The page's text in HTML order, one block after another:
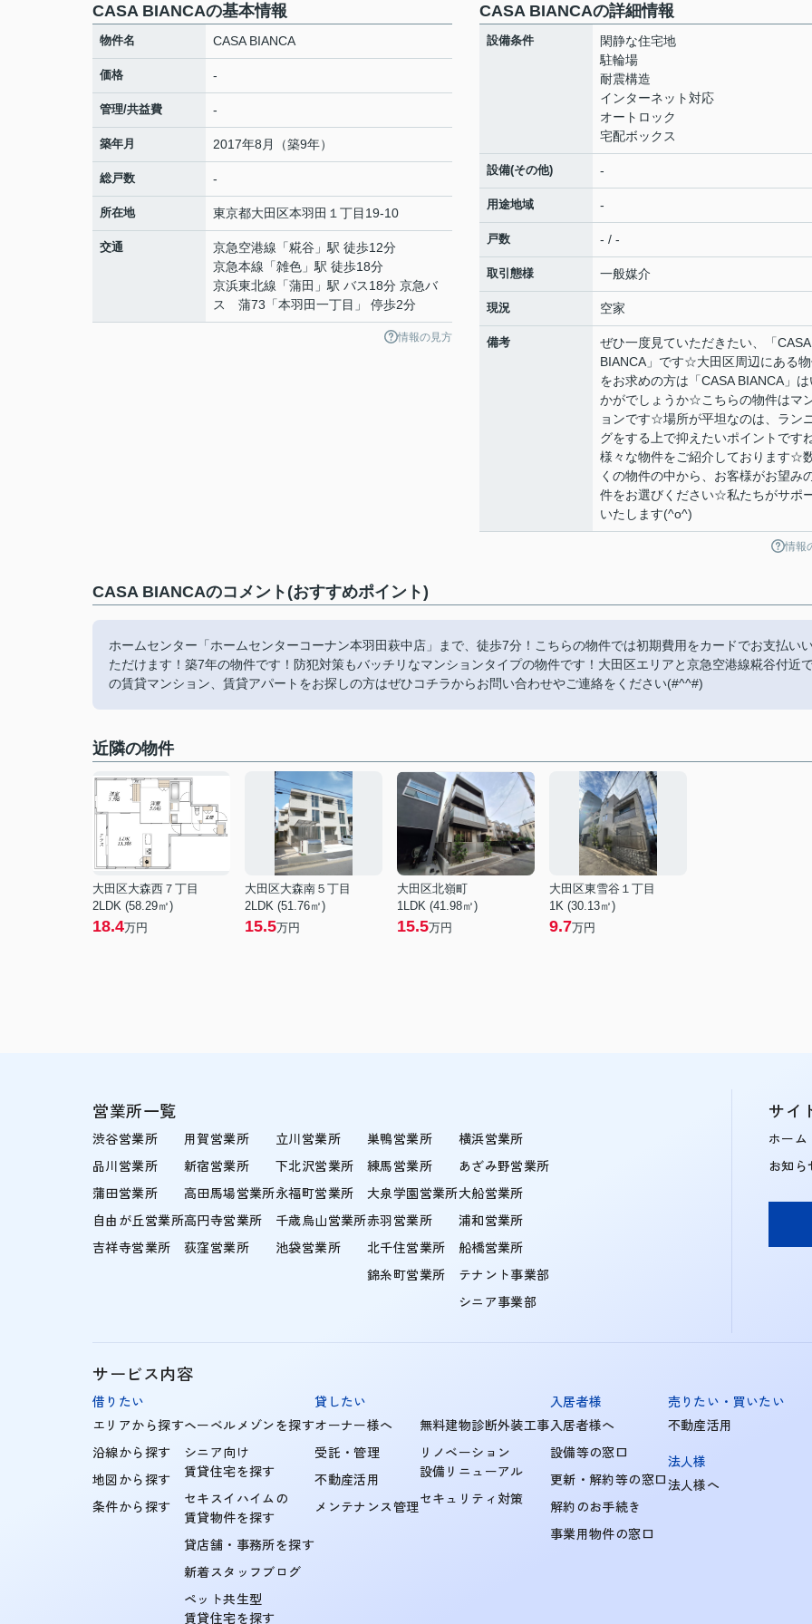
CASA BIANCAの基本情報
物件名 CASA BIANCA
価格 -
管理/共益費 -
築年月 2017年8月（築9年）
総戸数 -
所在地 東京都大田区本羽田 １丁目19-10
交通 京急空港線 「糀谷 」駅 徒歩12分
京急本線 「雑色 」駅 徒歩18分
京浜東北線 「蒲田 」駅 バス18分 京急バ
ス 蒲73「本羽田一丁目」 停歩2分
情報の見方
CASA BIANCAの詳細情報
設備条件
閑静な住宅地
駐輪場
耐震構造
インターネット対応
オートロック
宅配ボックス
設備(その他) -
用途地域 -
戸数 - / -
取引態様 一般媒介
現況 空家
備考
ぜひ一度見ていただきたい、「CASA
BIANCA」です☆大田区周辺にある
をお求めの方は「CASA BIANCA」は
かがでしょうか☆こちらの物件はマ
ョンです☆場所が平坦なのは、ラン
グをする上で抑えたいポイントです
様々な物件をご紹介しております☆
くの物件の中から、お客様がお望み
件をお選びください☆私たちがサポ
いたします(^o^)
情報
CASA BIANCAのコメント(おすすめポイント)
ホームセンター「ホームセンターコーナン本羽田萩中店」まで、徒歩7分！こちらの物件では初期費用をカードでお支払い
ただけます！築7年の物件です！防犯対策もバッチリなマンションタイプの物件です！大田区エリアと京急空港線糀谷付近
の賃貸マンション、賃貸アパートをお探しの方はぜひコチラからお問い合わせやご連絡をください(#^^#)
近隣の物件
大田区大森西７丁目
2LDK (58.29㎡)
18.4万円
大田区大森南５丁目
2LDK (51.76㎡)
15.5万円
大田区北嶺町
1LDK (41.98㎡)
15.5万円
大田区東雪谷１丁目
1K (30.13㎡)
9.7万円
営業所一覧
渋谷営業所
品川営業所
蒲田営業所
自由が丘営業所
吉祥寺営業所
用賀営業所
新宿営業所
高田馬場営業所
高円寺営業所
荻窪営業所
立川営業所
下北沢営業所
永福町営業所
千歳烏山営業所
池袋営業所
巣鴨営業所
練馬営業所
大泉学園営業所
赤羽営業所
北千住営業所
錦糸町営業所
横浜営業所
あざみ野営業所
大船営業所
浦和営業所
船橋営業所
テナント事業部
シニア事業部
サイ
ホーム
お知ら
サービス内容
借りたい
エリアから探す
沿線から探す
地図から探す
条件から探す
ヘーベルメゾンを探す
シニア向け
賃貸住宅を探す
セキスイハイムの
賃貸物件を探す
貸店舗・事務所を探す
新着スタッフブログ
ペット共生型
賃貸住宅を探す
貸したい
オーナー様へ
受託・管理
不動産活用
メンテナンス管理
無料建物診断外装工事
リノベーション
設備リニューアル
セキュリティ対策
入居者様
入居者様へ
設備等の窓口
更新・解約等の窓口
解約のお手続き
事業用物件の窓口
売りたい・買いたい
不動産活用
法人様
法人様へ